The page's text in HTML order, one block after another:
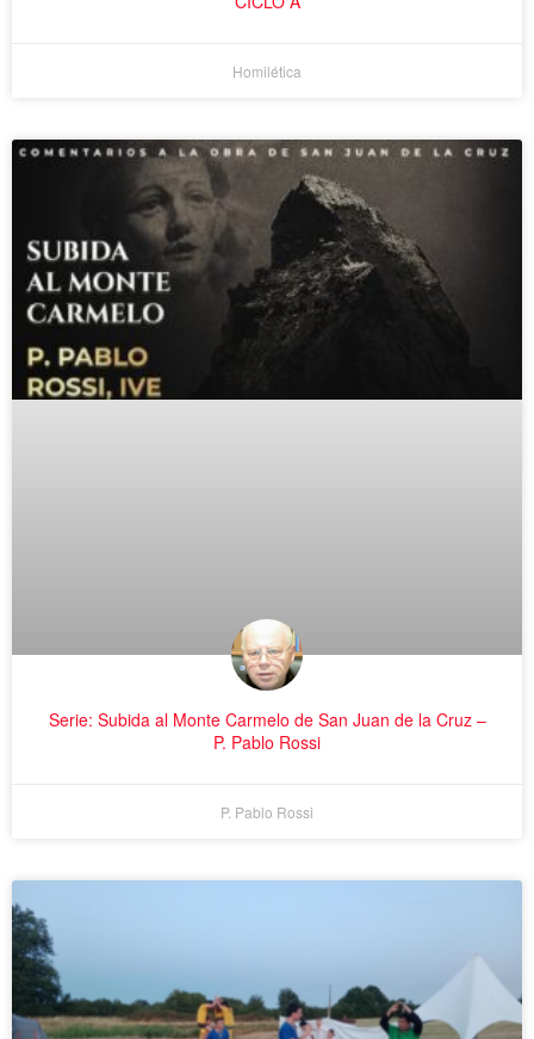
Homilética
Serie: Subida al Monte Carmelo de San Juan de la Cruz –
P. Pablo Rossi
P. Pablo Rossi